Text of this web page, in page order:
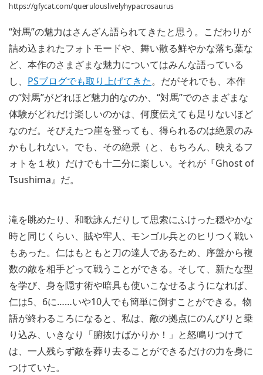
https://gfycat.com/querulouslivelyhypacrosaurus
“対馬”の魅力はさんざん語られてきたと思う。こだわりが
詰め込まれたフォトモードや、舞い散る鮮やかな落ち葉な
ど、本作のさまざまな魅力についてはみんな語っている
し、 PSブログでも取り上げてきた。だがそれでも、本作
の“対馬”がどれほど魅力的なのか、“対馬”でのさまざまな
体験がどれだけ楽しいのかは、何度伝えても足りないほど
なのだ。そびえたつ崖を登っても、得られるのは絶景のみ
かもしれない。でも、その絶景（と、もちろん、映えるフ
ォトを１枚）だけでも十二分に楽しい。それが『Ghost of
Tsushima』だ。
滝を眺めたり、和歌詠んだりして思索にふけった穏やかな
時と同じくらい、賊や牢人、モンゴル兵とのヒリつく戦い
もあった。仁はもともと刀の達人であるため、序盤から複
数の敵を相手どって戦うことができる。そして、新たな型
を学び、身を隠す術や暗具も使いこなせるようになれば、
仁は5、6に……いや10人でも簡単に倒すことができる。物
語が終わるころになると、私は、敵の拠点にのんびりと乗
り込み、いきなり「腑抜けばかりか！」と怒鳴りつけて
は、一人残らず敵を葬り去ることができるだけの力を身に
つけていた。